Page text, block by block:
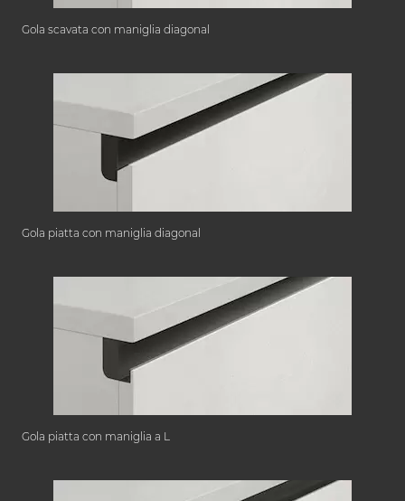
Gola scavata con maniglia diagonal
Gola piatta con maniglia diagonal
Gola piatta con maniglia a L